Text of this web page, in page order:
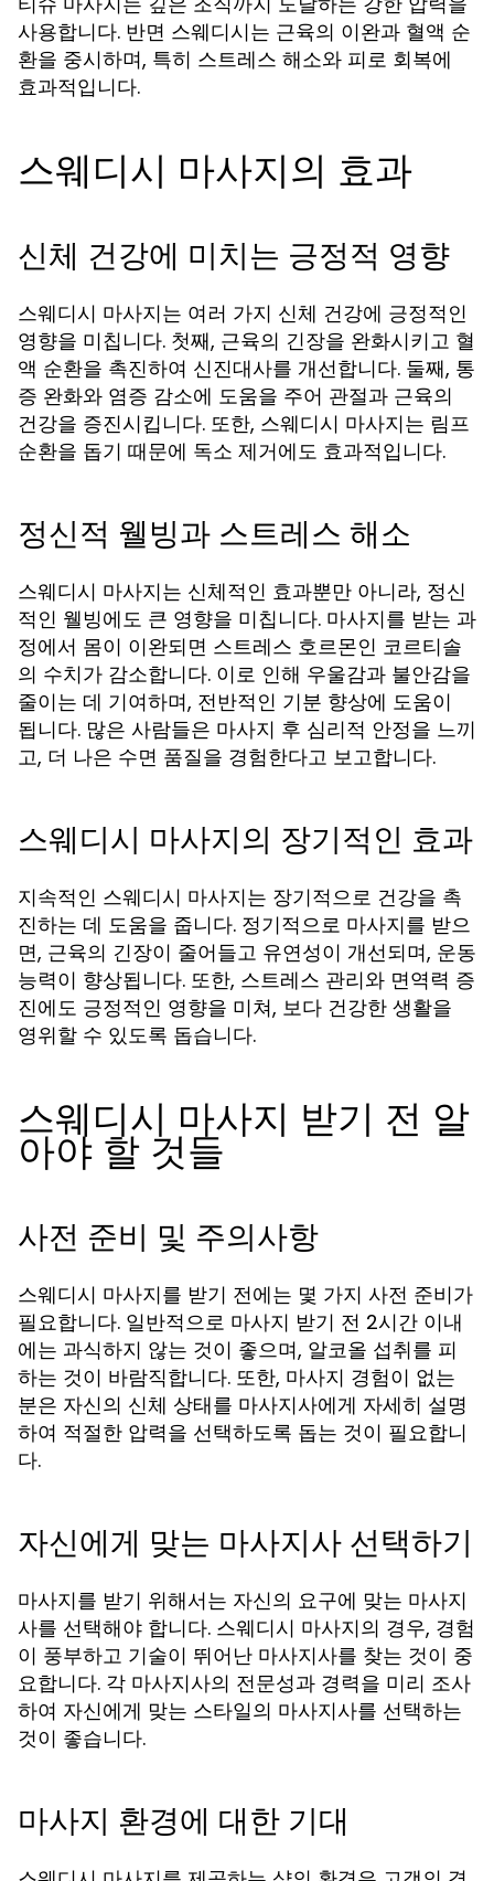
사용합니다. 반면 스웨디시는 근육의 이완과 혈액 순
환을 중시하며, 특히 스트레스 해소와 피로 회복에
효과적입니다.
스웨디시 마사지의 효과
신체 건강에 미치는 긍정적 영향
스웨디시 마사지는 여러 가지 신체 건강에 긍정적인
영향을 미칩니다. 첫째, 근육의 긴장을 완화시키고 혈
액 순환을 촉진하여 신진대사를 개선합니다. 둘째, 통
증 완화와 염증 감소에 도움을 주어 관절과 근육의
건강을 증진시킵니다. 또한, 스웨디시 마사지는 림프
순환을 돕기 때문에 독소 제거에도 효과적입니다.
정신적 웰빙과 스트레스 해소
스웨디시 마사지는 신체적인 효과뿐만 아니라, 정신
적인 웰빙에도 큰 영향을 미칩니다. 마사지를 받는 과
정에서 몸이 이완되면 스트레스 호르몬인 코르티솔
의 수치가 감소합니다. 이로 인해 우울감과 불안감을
줄이는 데 기여하며, 전반적인 기분 향상에 도움이
됩니다. 많은 사람들은 마사지 후 심리적 안정을 느끼
고, 더 나은 수면 품질을 경험한다고 보고합니다.
스웨디시 마사지의 장기적인 효과
지속적인 스웨디시 마사지는 장기적으로 건강을 촉
진하는 데 도움을 줍니다. 정기적으로 마사지를 받으
면, 근육의 긴장이 줄어들고 유연성이 개선되며, 운동
능력이 향상됩니다. 또한, 스트레스 관리와 면역력 증
진에도 긍정적인 영향을 미쳐, 보다 건강한 생활을
영위할 수 있도록 돕습니다.
스웨디시 마사지 받기 전 알
아야 할 것들
사전 준비 및 주의사항
스웨디시 마사지를 받기 전에는 몇 가지 사전 준비가
필요합니다. 일반적으로 마사지 받기 전 2시간 이내
에는 과식하지 않는 것이 좋으며, 알코올 섭취를 피
하는 것이 바람직합니다. 또한, 마사지 경험이 없는
분은 자신의 신체 상태를 마사지사에게 자세히 설명
하여 적절한 압력을 선택하도록 돕는 것이 필요합니
다.
자신에게 맞는 마사지사 선택하기
마사지를 받기 위해서는 자신의 요구에 맞는 마사지
사를 선택해야 합니다. 스웨디시 마사지의 경우, 경험
이 풍부하고 기술이 뛰어난 마사지사를 찾는 것이 중
요합니다. 각 마사지사의 전문성과 경력을 미리 조사
하여 자신에게 맞는 스타일의 마사지사를 선택하는
것이 좋습니다.
마사지 환경에 대한 기대